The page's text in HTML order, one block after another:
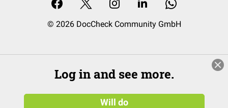
© 2026 DocCheck Community GmbH
Log in and see more.
Will do